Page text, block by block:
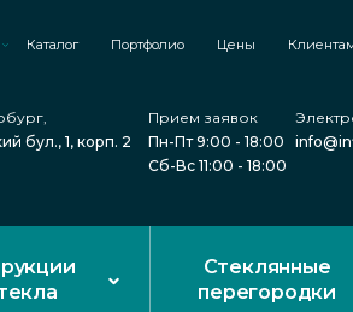
Каталог Портфолио Цены
бул., 1, корп. 2
Прием заявок
Пн-Пт 9:00 - 18:00
Сб-Вс 11:00 - 18:00
Стеклянные
перегородки